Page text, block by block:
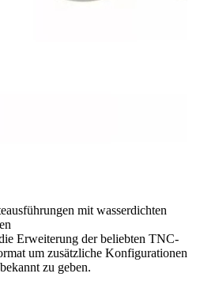
mit wasserdichten
Erweiterung der beliebten TNC-
um zusätzliche Konfigurationen
zu geben.